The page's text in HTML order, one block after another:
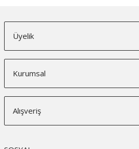
Üyelik
Kurumsal
Alışveriş